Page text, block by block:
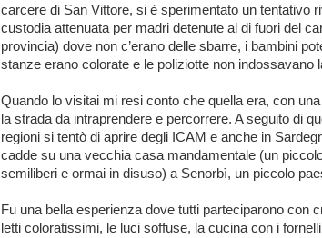
carcere di San Vittore, si è sperimentato un tentativo
custodia attenuata per madri detenute al di fuori del
provincia) dove non c’erano delle sbarre, i bambini
stanze erano colorate e le poliziotte non indossavano
Quando lo visitai mi resi conto che quella era, con
la strada da intraprendere e percorrere. A seguito di
regioni si tentò di aprire degli ICAM e anche in
cadde su una vecchia casa mandamentale (un
semiliberi e ormai in disuso) a Senorbì, un piccolo
Fu una bella esperienza dove tutti parteciparono con
letti coloratissimi, le luci soffuse, la cucina con i